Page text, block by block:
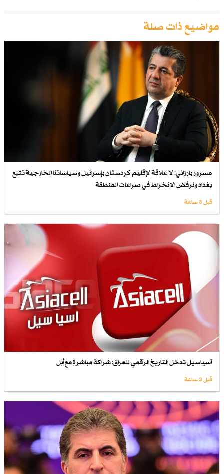
مواضيع ذات صلة
مسرور بارزاني: لا علاقة لإقليم كردستان بإسرائيل وسياساتنا الخارجية تتبع
بغداد ونرفض الانخراط في صراعات المنطقة
قبل 3 ساعة
آسياسيل تدخل التاريخ الرقمي للعراق: شراكة مباشرة مع أبل
قبل 3 ساعة